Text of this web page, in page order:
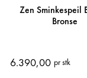
Zen Sminkespeil
Bronse
6.390,00 pr stk